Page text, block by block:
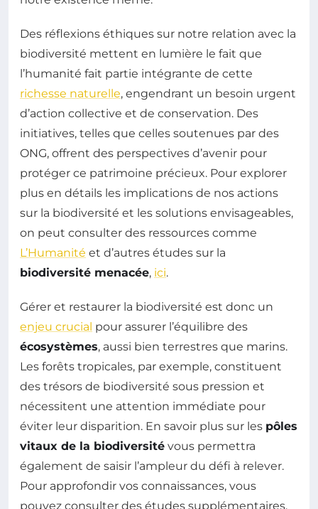
Des réflexions éthiques sur notre relation avec la
biodiversité mettent en lumière le fait que
l’humanité fait partie intégrante de cette
richesse naturelle, engendrant un besoin urgent
d’action collective et de conservation. Des
initiatives, telles que celles soutenues par des
ONG, offrent des perspectives d’avenir pour
protéger ce patrimoine précieux. Pour explorer
plus en détails les implications de nos actions
sur la biodiversité et les solutions envisageables,
on peut consulter des ressources comme
L’Humanité et d’autres études sur la
biodiversité menacée, ici.
Gérer et restaurer la biodiversité est donc un
enjeu crucial pour assurer l’équilibre des
écosystèmes, aussi bien terrestres que marins.
Les forêts tropicales, par exemple, constituent
des trésors de biodiversité sous pression et
nécessitent une attention immédiate pour
éviter leur disparition. En savoir plus sur les pôles
vitaux de la biodiversité vous permettra
également de saisir l’ampleur du défi à relever.
Pour approfondir vos connaissances, vous
pouvez consulter des études supplémentaires,